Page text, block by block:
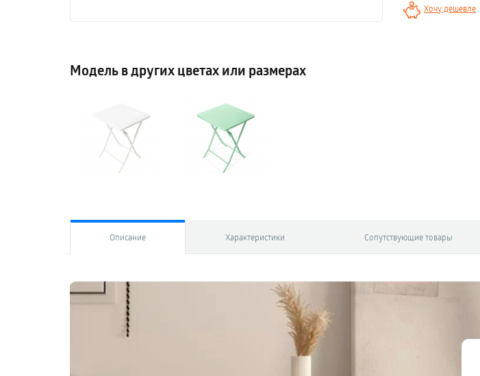
Хочу дешевле
Модель в других цветах или размерах
Описание Характеристики Сопутствующие товары